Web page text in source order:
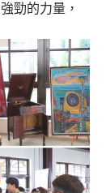
勁的力量，